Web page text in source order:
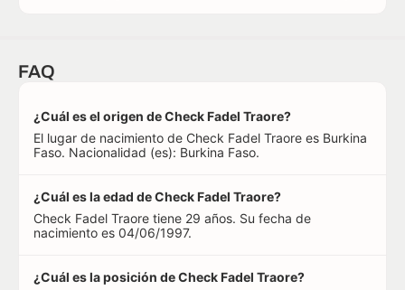
FAQ
¿Cuál es el origen de Check Fadel Traore?
El lugar de nacimiento de Check Fadel Traore es Burkina
Faso. Nacionalidad (es): Burkina Faso.
¿Cuál es la edad de Check Fadel Traore?
Check Fadel Traore tiene 29 años. Su fecha de
nacimiento es 04/06/1997.
¿Cuál es la posición de Check Fadel Traore?